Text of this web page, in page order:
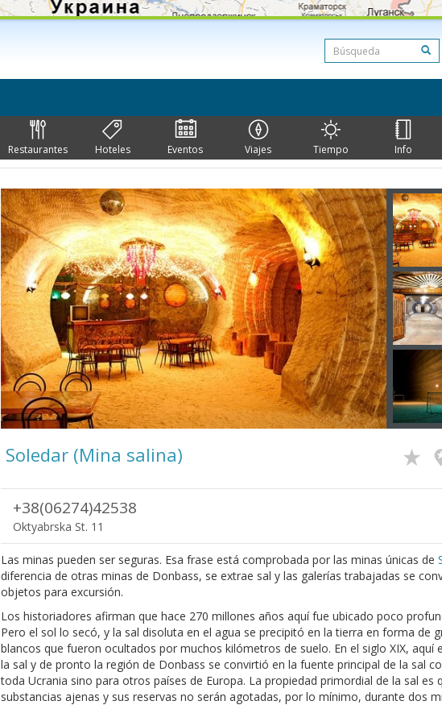
Restaurantes Hoteles Eventos Viajes Tiempo Info
Soledar (Mina salina)
+38(06274)42538
Oktyabrska St. 11
Las minas pueden ser seguras. Esa frase está comprobada por las minas únicas de
diferencia de otras minas de Donbass, se extrae sal y las galerías trabajadas se
objetos para excursión.
Los historiadores afirman que hace 270 millones años aquí fue ubicado poco
Pero el sol lo secó, y la sal disoluta en el agua se precipitó en la tierra en forma de
blancos que fueron ocultados por muchos kilómetros de suelo. En el siglo XIX, aquí
la sal y de pronto la región de Donbass se convirtió en la fuente principal de la sal
toda Ucrania sino para otros países de Europa. La propiedad primordial de la sal es
substancias ajenas y sus reservas no serán agotadas, por lo mínimo, durante dos